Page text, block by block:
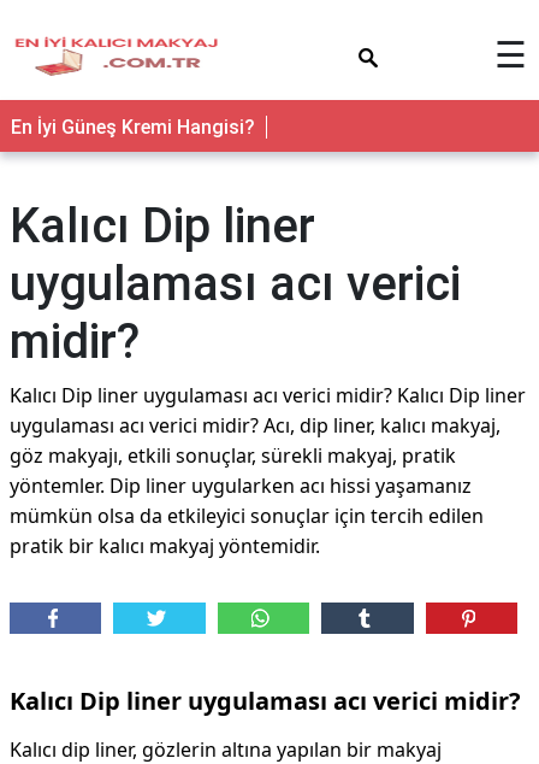
☰
En İyi Güneş Kremi Hangisi?
Kalıcı Dip liner
uygulaması acı verici
midir?
Kalıcı Dip liner uygulaması acı verici midir? Kalıcı Dip liner
uygulaması acı verici midir? Acı, dip liner, kalıcı makyaj,
göz makyajı, etkili sonuçlar, sürekli makyaj, pratik
yöntemler. Dip liner uygularken acı hissi yaşamanız
mümkün olsa da etkileyici sonuçlar için tercih edilen
pratik bir kalıcı makyaj yöntemidir.
Kalıcı Dip liner uygulaması acı verici midir?
Kalıcı dip liner, gözlerin altına yapılan bir makyaj